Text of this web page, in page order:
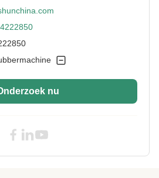
min
Hard legering bekleed
75L/110L nu